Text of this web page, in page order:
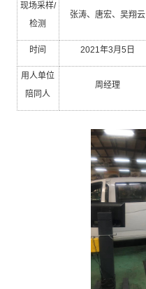
现场采样/
检测
张涛、唐宏、吴翔云
时间 2021年3月 5 日
用人单位
陪同人
周经理